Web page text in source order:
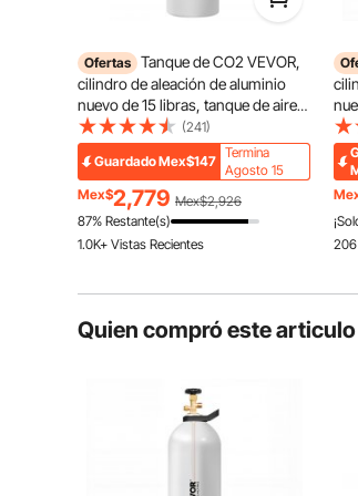
Equipado con una válvula
Ofertas Tanque de CO2 VEVOR,
cilindro de aleación de aluminio
nuevo de 15 libras, tanque de aire
de CO2 con revestimiento de
pulverización ligero, válvula
CGA320, manija y presión
ajustable, cilindro aprobado por
DOT para dispensar cerveza de
barril y hacer refrescos
(241)
GuardadoMex$147
Termina
Agosto 15
Mex$2,779 Mex$2,926
87% Restante(s)
1.0K+ Vistas Recientes
de
206
Quien compró este